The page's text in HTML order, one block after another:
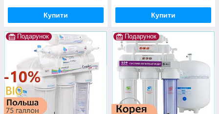
Купити Купити
Подарунок Подарунок